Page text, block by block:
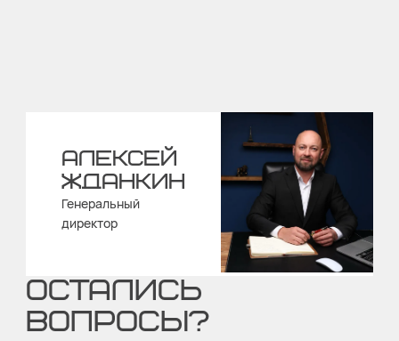
ОСТАЛИСЬ
ВОПРОСЫ?
АЛЕКСЕЙ
ЖДАНКИН
Генеральный
директор